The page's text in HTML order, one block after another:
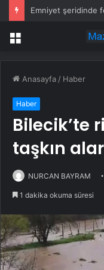
Menü
Anasayfa / Haber
Haber
Bilecik’te
taşkın
NURCAN BAYRAM
1 dakika okuma süresi